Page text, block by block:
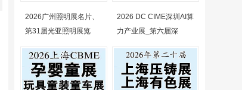
2026广州照明展名片、
第31届光亚照明展览
2026 DC CIME深圳AI算
力产业展_第六届深